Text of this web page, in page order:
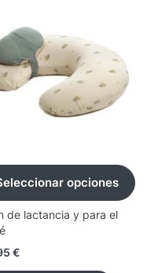
opciones
de lactancia y para el
€